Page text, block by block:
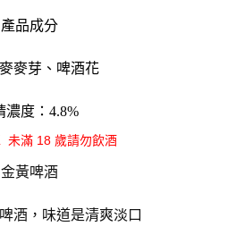
產品成分
麥芽、啤酒花
濃度：4.8%
未滿 18 歲請勿飲酒
金黃啤酒
酒，味道是清爽淡口